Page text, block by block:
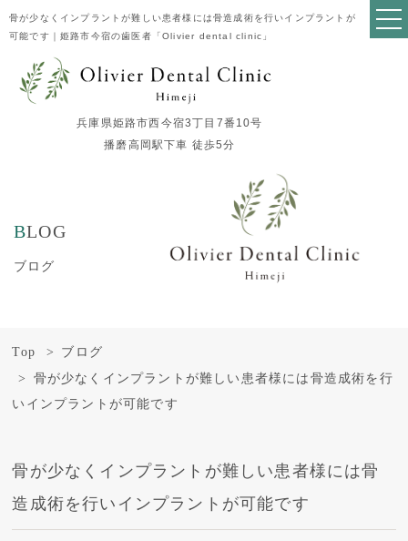
骨が少なくインプラントが難しい患者様には骨造成術を行いインプラントが
可能です｜姫路市今宿の歯医者「Olivier dental clinic」
兵庫県姫路市西今宿3丁目7番10号
播磨高岡駅下車 徒歩5分
BLOG
ブログ
Top
ブログ
骨が少なくインプラントが難しい患者様には骨造成術を行
いインプラントが可能です
骨が少なくインプラントが難しい患者様には骨
造成術を行いインプラントが可能です